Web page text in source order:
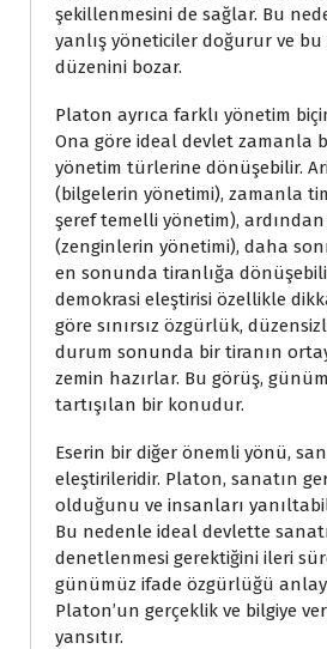
şekillenmesini de sağlar. Bu
yanlış yöneticiler doğurur ve
düzenini bozar.
Platon ayrıca farklı yönetim
Ona göre ideal devlet zamanla
yönetim türlerine dönüşebilir.
(bilgelerin yönetimi), zamanla
şeref temelli yönetim),
(zenginlerin yönetimi), daha
en sonunda tiranlığa
demokrasi eleştirisi özellikle
göre sınırsız özgürlük,
durum sonunda bir tiranın
zemin hazırlar. Bu görüş,
tartışılan bir konudur.
Eserin bir diğer önemli yönü,
eleştirileridir. Platon, sanatın
olduğunu ve insanları
Bu nedenle ideal devlette
denetlenmesi gerektiğini ileri
günümüz ifade özgürlüğü
Platon’un gerçeklik ve bilgiye
yansıtır.